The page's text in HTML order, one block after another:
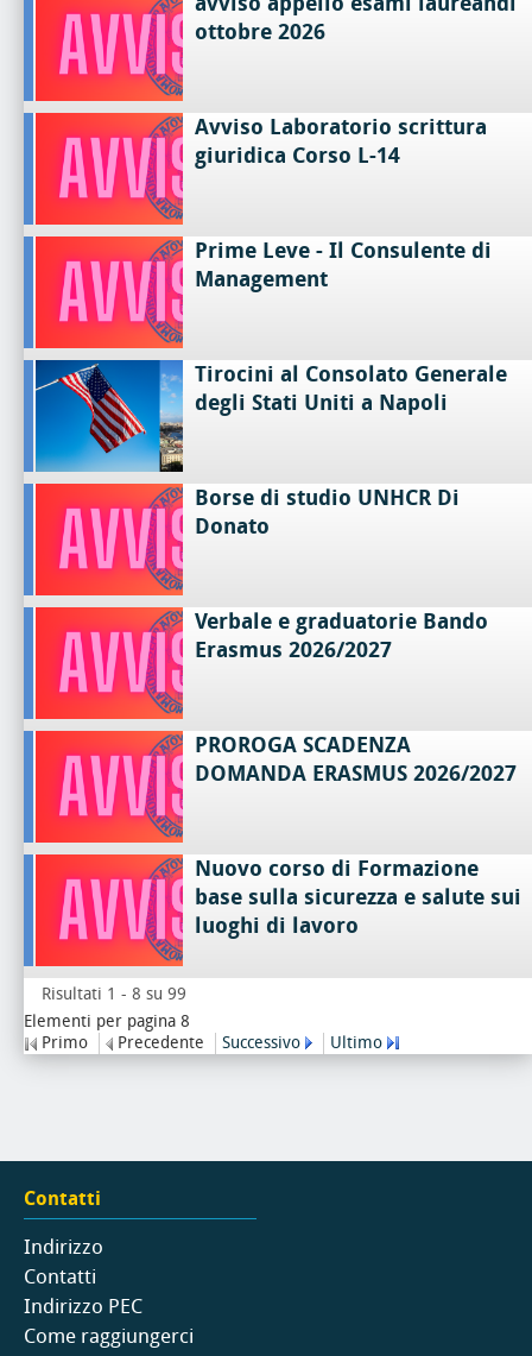
ottobre 2026
Avviso Laboratorio scrittura
giuridica Corso L-14
Prime Leve - Il Consulente di
Management
Tirocini al Consolato Generale
degli Stati Uniti a Napoli
Borse di studio UNHCR Di
Donato
Verbale e graduatorie Bando
Erasmus 2026/2027
PROROGA SCADENZA
DOMANDA ERASMUS 2026/2027
Nuovo corso di Formazione
base sulla sicurezza e salute sui
luoghi di lavoro
Risultati 1 - 8 su 99
Elementi per pagina 8
Primo
Precedente Successivo Ultimo
Contatti
Indirizzo
Contatti
Indirizzo PEC
Come raggiungerci